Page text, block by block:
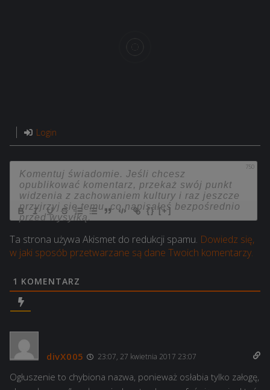
Login
750
{} [+]
Ta strona używa Akismet do redukcji spamu. Dowiedz się,
w jaki sposób przetwarzane są dane Twoich komentarzy.
1 KOMENTARZ
divX005 23:07, 27 kwietnia 2017 23:07
Ogłuszenie to chybiona nazwa, ponieważ osłabia tylko załogę,